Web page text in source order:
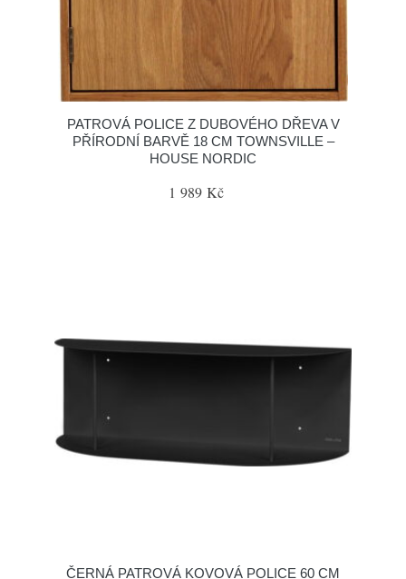
PATROVÁ POLICE Z DUBOVÉHO DŘEVA V
PŘÍRODNÍ BARVĚ 18 CM TOWNSVILLE –
HOUSE NORDIC
1 989 Kč
ČERNÁ PATROVÁ KOVOVÁ POLICE 60 CM